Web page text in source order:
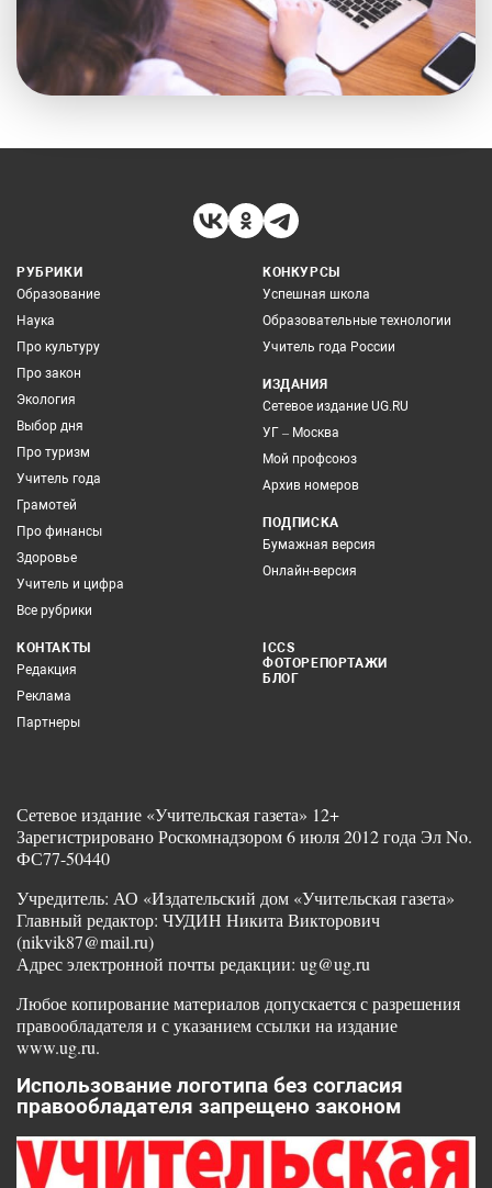
РУБРИКИ
Образование
Наука
Про культуру
Про закон
Экология
Выбор дня
Про туризм
Учитель года
Грамотей
Про финансы
Здоровье
Учитель и цифра
Все рубрики
КОНКУРСЫ
Успешная школа
Образовательные технологии
Учитель года России
ИЗДАНИЯ
Сетевое издание UG.RU
УГ – Москва
Мой профсоюз
Архив номеров
ПОДПИСКА
Бумажная версия
Онлайн-версия
КОНТАКТЫ
Редакция
Реклама
Партнеры
ICCS
ФОТОРЕПОРТАЖИ
БЛОГ
Сетевое издание «Учительская газета» 12+
Зарегистрировано Роскомнадзором 6 июля 2012 года Эл No.
ФС77-50440
Учредитель: АО «Издательский дом «Учительская газета»
Главный редактор: ЧУДИН Никита Викторович
(nikvik87@mail.ru)
Адрес электронной почты редакции: ug@ug.ru
Любое копирование материалов допускается с разрешения
правообладателя и с указанием ссылки на издание
www.ug.ru.
Использование логотипа без согласия
правообладателя запрещено законом